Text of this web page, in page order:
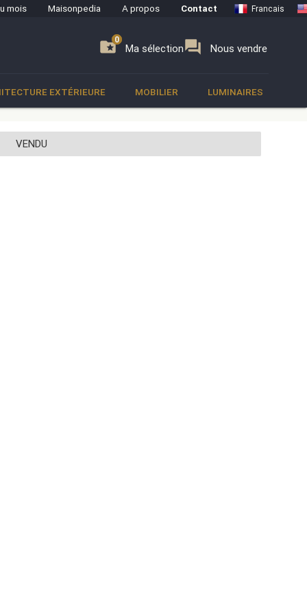
mois Maisonpedia A propos Contact Francais
folder_special Ma sélection
0 forum Nous vendre
0
EXTÉRIEURE MOBILIER LUMINAIRES
VENDU